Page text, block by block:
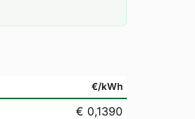
€/kWh
€ 0,1390